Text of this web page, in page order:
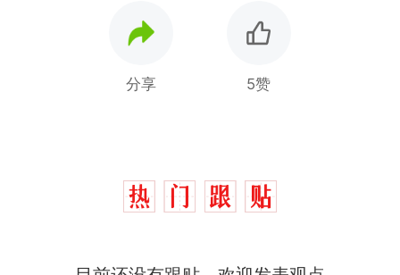
分享 5赞
热
那个在床头放菜刀的女孩，